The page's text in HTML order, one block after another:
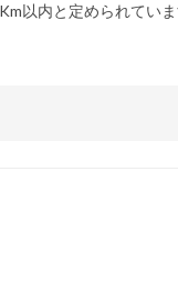
以内と定められてい